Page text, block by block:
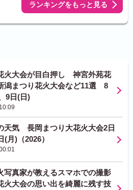
ランキングをもっと見る
火大会が目白押し 神宮外苑花
潟まつり花火大会など11選 8
9日(日)
天気 長岡まつり大花火大会2日
月)（2026）
写真家が教えるスマホでの撮影
大会の思い出を綺麗に残す技